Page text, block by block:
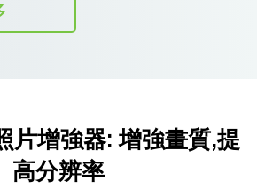
片增強器: 增強畫質,提
高分辨率